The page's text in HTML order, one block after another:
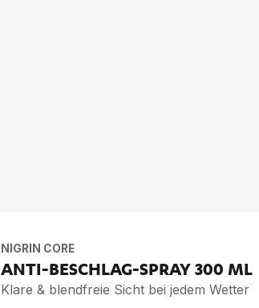
NIGRIN CORE
ANTI-BE­SCHLAG-SPRAY300 ML
Klare & blendfreie Sicht bei jedem Wetter